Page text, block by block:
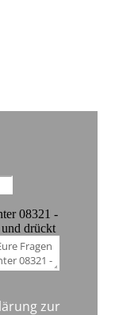
08321 -
drückt
zur